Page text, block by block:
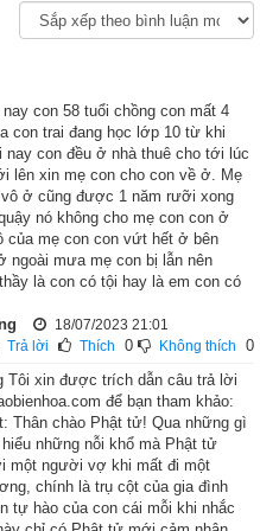
hành bố thí là người đang
là nơi nương tựa bảo đảm và
tại giàu có trên thế gian chính
bố thí trong kiếp trước, và họ
đức này. Và người hành bố
bị hưởng hạnh phúc trong
hậu, lòng tin Phật pháp rất
thích làm hai việc là bố thí và
trong vương quốc rất thương
cung bà cũng được tất cả mọi
một bộ y phục lụa là tuyệt đẹp,
trân châu để đi dạo trong vườn
nhan sắc kiều diễm của
con 58 tuổi chồng con mất 4
con trai đang học lớp 10 từ khi
nay con đều ở nhà thuê cho tới lúc
lên xin mẹ con cho con về ở. Mẹ
ở cũng được 1 năm rưỡi xong
nó không cho mẹ con con ở
của mẹ con con vứt hết ở bên
ngoài mưa mẹ con bị lẫn nên
là con có tội hay là em con có
Trả lời Thích 0 Không thích 0
18/07/2023 21:01
Tôi xin được trích dẫn câu trả lời
để bạn tham khảo:
Thân chào Phật tử! Qua những gì
những nỗi khổ mà Phật tử
một người vợ khi mất đi một
chính là trụ cột của gia đình
tự hào của con cái mỗi khi nhắc